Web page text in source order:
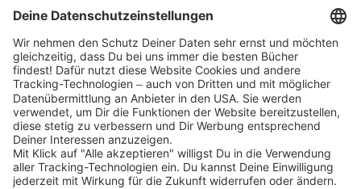
Partnerprogramm (Affiliate)
Folge uns auf
* Versandkostenfrei ab 9,00 € Bestellwert innerhalb